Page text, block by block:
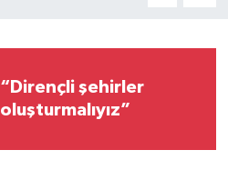
“Dirençli şehirler
oluşturmalıyız”